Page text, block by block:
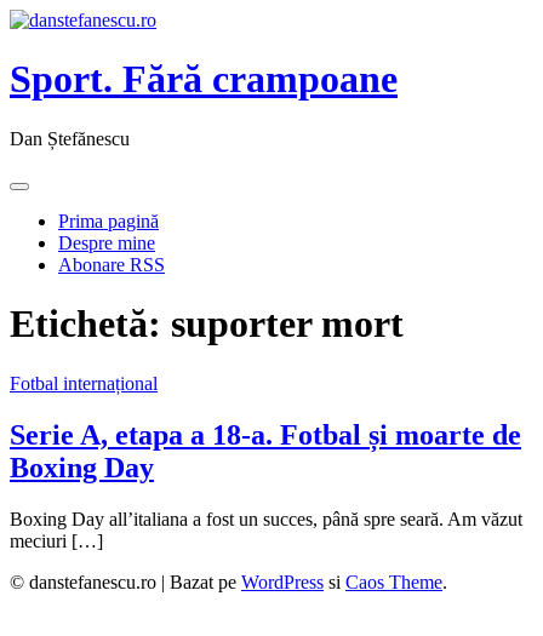
Sport. Fără crampoane
Dan Ștefănescu
Prima pagină
Despre mine
Abonare RSS
Etichetă: suporter mort
Fotbal internațional
Serie A, etapa a 18-a. Fotbal și moarte de
Boxing Day
Boxing Day all’italiana a fost un succes, până spre seară. Am văzut
meciuri […]
© danstefanescu.ro | Bazat pe WordPress si Caos Theme.